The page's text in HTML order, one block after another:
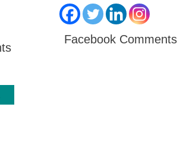
Facebook Comments